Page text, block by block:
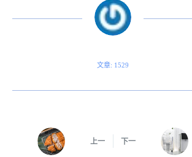
文章: 1529
上一 下一